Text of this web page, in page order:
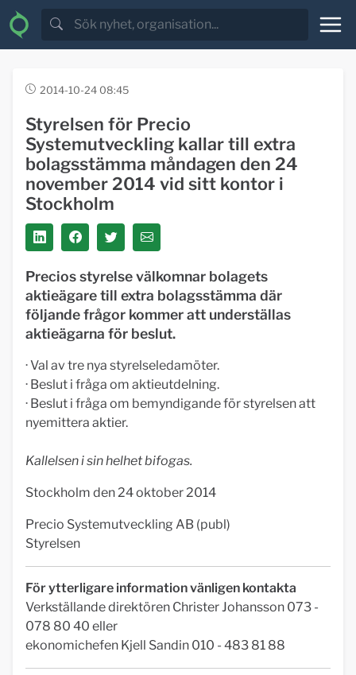
2014-10-24 08:45
Styrelsen för Precio
Systemutveckling kallar till extra
bolagsstämma måndagen den 24
november 2014 vid sitt kontor i
Stockholm
Precios styrelse välkomnar bolagets
aktieägare till extra bolagsstämma där
följande frågor kommer att underställas
aktieägarna för beslut.
· Val av tre nya styrelseledamöter.
· Beslut i fråga om aktieutdelning.
· Beslut i fråga om bemyndigande för styrelsen att
nyemittera aktier.
Kallelsen i sin helhet bifogas.
Stockholm den 24 oktober 2014
Precio Systemutveckling AB (publ)
Styrelsen
För ytterligare information vänligen kontakta
Verkställande direktören Christer Johansson 073 -
078 80 40 eller
ekonomichefen Kjell Sandin 010 - 483 81 88